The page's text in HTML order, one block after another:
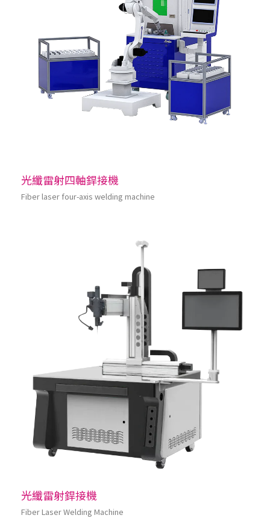
光纖雷射四軸銲接機
Fiber laser four-axis welding machine
光纖雷射銲接機
Fiber Laser Welding Machine